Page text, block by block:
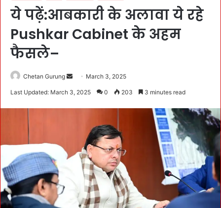
ये पढ़ें:आबकारी के अलावा ये रहे
Pushkar Cabinet के अहम
फैसले–
Chetan Gurung March 3, 2025
Last Updated: March 3, 2025 0 203 3 minutes read